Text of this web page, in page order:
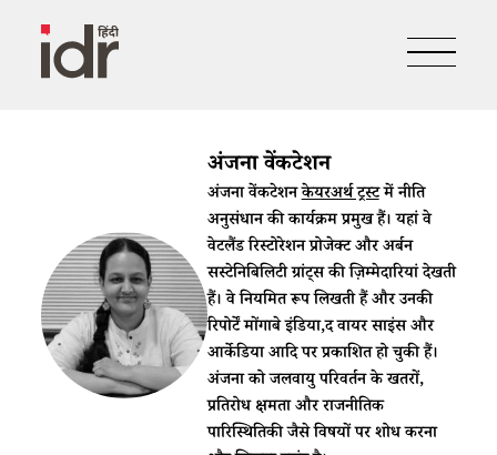
अंजना वेंकटेशन
अंजना वेंकटेशनकेयरअर्थ ट्रस्टमें नीति
अनुसंधान की कार्यक्रम प्रमुख हैं। यहां वे
वेटलैंड रिस्टोरेशन प्रोजेक्ट और अर्बन
सस्टेनिबिलिटी ग्रांट्स की ज़िम्मेदारियां देखती
हैं। वे नियमित रूप लिखती हैं और उनकी
रिपोर्टें मोंगाबे इंडिया,द वायर साइंस और
आर्केडिया आदि पर प्रकाशित हो चुकी हैं।
अंजना को जलवायु परिवर्तन के खतरों,
प्रतिरोध क्षमता और राजनीतिक
पारिस्थितिकी जैसे विषयों पर शोध करना